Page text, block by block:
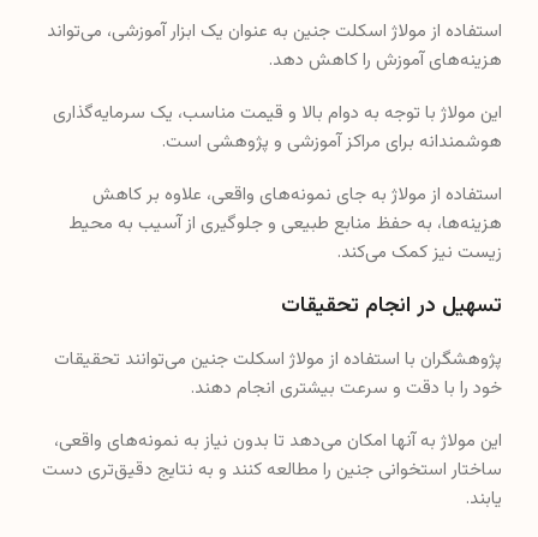
استفاده از مولاژ اسکلت جنین به عنوان یک ابزار آموزشی، می‌تواند
هزینه‌های آموزش را کاهش دهد.
این مولاژ با توجه به دوام بالا و قیمت مناسب، یک سرمایه‌گذاری
هوشمندانه برای مراکز آموزشی و پژوهشی است.
استفاده از مولاژ به جای نمونه‌های واقعی، علاوه بر کاهش
هزینه‌ها، به حفظ منابع طبیعی و جلوگیری از آسیب به محیط
زیست نیز کمک می‌کند.
تسهیل در انجام تحقیقات
پژوهشگران با استفاده از مولاژ اسکلت جنین می‌توانند تحقیقات
خود را با دقت و سرعت بیشتری انجام دهند.
این مولاژ به آنها امکان می‌دهد تا بدون نیاز به نمونه‌های واقعی،
ساختار استخوانی جنین را مطالعه کنند و به نتایج دقیق‌تری دست
یابند.